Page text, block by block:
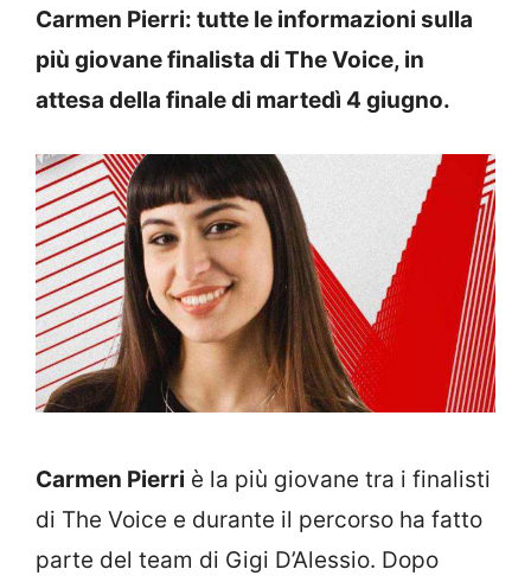
Carmen Pierri: tutte le informazioni sulla
più giovane finalista di The Voice, in
attesa della finale di martedì 4 giugno.
Carmen Pierri è la più giovane tra i finalisti
di The Voice e durante il percorso ha fatto
parte del team di Gigi D’Alessio. Dopo